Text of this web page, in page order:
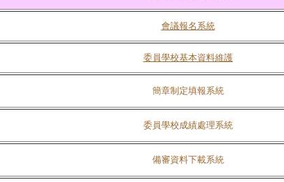
會議報名系統
委員學校基本資料維護
簡章制定填報系統
委員學校成績處理系統
備審資料下載系統